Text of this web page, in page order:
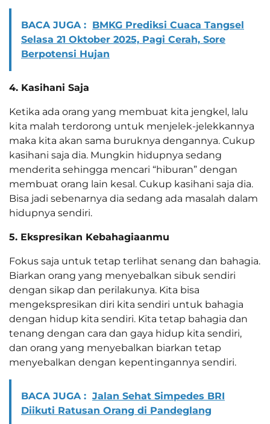
BACA JUGA : BMKG Prediksi Cuaca Tangsel
Selasa 21 Oktober 2025, Pagi Cerah, Sore
Berpotensi Hujan
4. Kasihani Saja
Ketika ada orang yang membuat kita jengkel, lalu
kita malah terdorong untuk menjelek-jelekkannya
maka kita akan sama buruknya dengannya. Cukup
kasihani saja dia. Mungkin hidupnya sedang
menderita sehingga mencari “hiburan” dengan
membuat orang lain kesal. Cukup kasihani saja dia.
Bisa jadi sebenarnya dia sedang ada masalah dalam
hidupnya sendiri.
5. Ekspresikan Kebahagiaanmu
Fokus saja untuk tetap terlihat senang dan bahagia.
Biarkan orang yang menyebalkan sibuk sendiri
dengan sikap dan perilakunya. Kita bisa
mengekspresikan diri kita sendiri untuk bahagia
dengan hidup kita sendiri. Kita tetap bahagia dan
tenang dengan cara dan gaya hidup kita sendiri,
dan orang yang menyebalkan biarkan tetap
menyebalkan dengan kepentingannya sendiri.
BACA JUGA : Jalan Sehat Simpedes BRI
Diikuti Ratusan Orang di Pandeglang